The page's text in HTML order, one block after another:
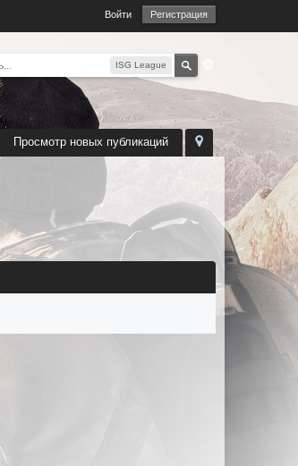
Войти Регистрация
ISG League
Просмотр новых публикаций